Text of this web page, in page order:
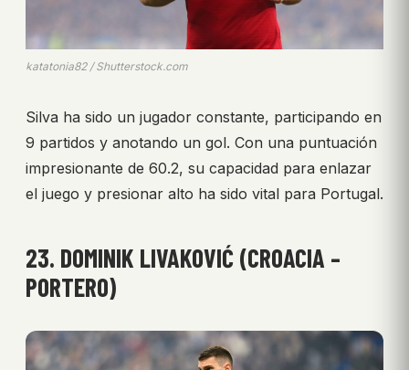
katatonia82 / Shutterstock.com
Silva ha sido un jugador constante, participando en
9 partidos y anotando un gol. Con una puntuación
impresionante de 60.2, su capacidad para enlazar
el juego y presionar alto ha sido vital para Portugal.
23. DOMINIK LIVAKOVIĆ (CROACIA –
PORTERO)